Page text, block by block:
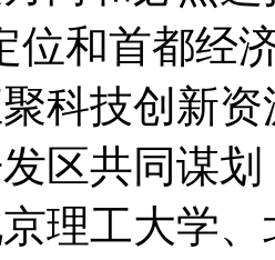
位和首都经
科技创新
区共同谋
理工大学